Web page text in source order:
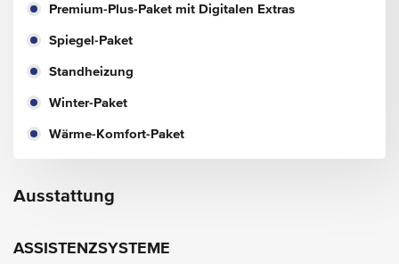
Premium-Plus-Paket mit Digitalen Extras
Spiegel-Paket
Standheizung
Winter-Paket
Wärme-Komfort-Paket
Ausstattung
ASSISTENZSYSTEME